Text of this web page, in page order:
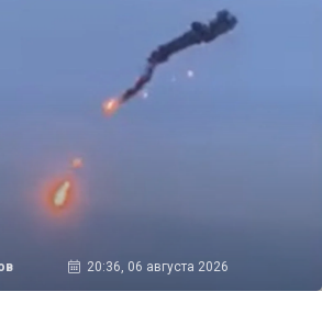
20:36, 06 августа 2026